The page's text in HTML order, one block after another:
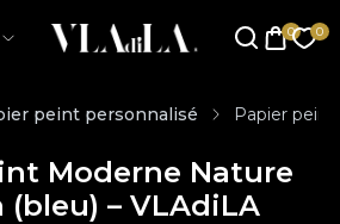
peint personnalisé Papier
Moderne Nature
(bleu) – VLAdiLA